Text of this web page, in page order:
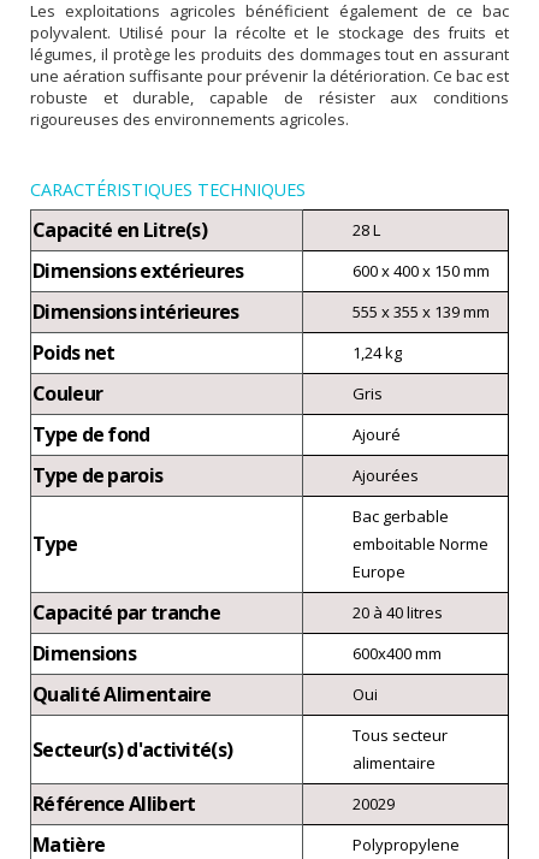
Les exploitations agricoles bénéficient également de ce bac
polyvalent. Utilisé pour la récolte et le stockage des fruits et
légumes, il protège les produits des dommages tout en assurant
une aération suffisante pour prévenir la détérioration. Ce bac est
robuste et durable, capable de résister aux conditions
rigoureuses des environnements agricoles.
CARACTÉRISTIQUES TECHNIQUES
Capacité en Litre(s) 28 L
Dimensions extérieures 600 x 400 x 150 mm
Dimensions intérieures 555 x 355 x 139 mm
Poids net 1,24 kg
Couleur Gris
Type de fond Ajouré
Type de parois Ajourées
Type
Bac gerbable
emboitable Norme
Europe
Capacité par tranche 20 à 40 litres
Dimensions 600x400 mm
Qualité Alimentaire Oui
Secteur(s) d'activité(s)
Tous secteur
alimentaire
Référence Allibert 20029
Matière Polypropylene